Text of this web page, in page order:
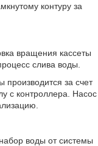
контуру за
вращения кассеты
слива воды.
производится за счет
с контроллера. Насос
воды от системы